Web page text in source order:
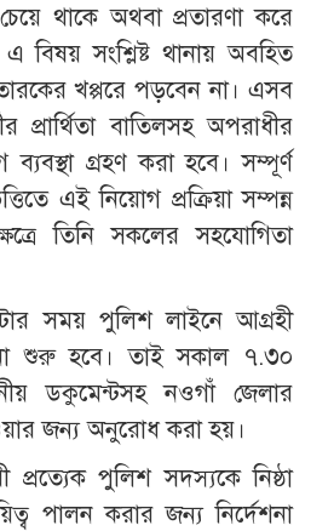
থাকে অথবা প্রতারণা করে
বিষয় সংশ্লিষ্ট থানায় অবহিত
খপ্পরে পড়বেন না। এসব
প্রার্থিতা বাতিলসহ অপরাধীর
গ্রহণ করা হবে। সম্পূর্ণ
এই নিয়োগ প্রক্রিয়া সম্পন্ন
তিনি সকলের সহযোগিতা
সময় পুলিশ লাইনে আগ্রহী
শুরু হবে। তাই সকাল ৭.৩০
ডকুমেন্টসহ নওগাঁ জেলার
জন্য অনুরোধ করা হয়।
প্রত্যেক পুলিশ সদস্যকে নিষ্ঠা
পালন করার জন্য নির্দেশনা